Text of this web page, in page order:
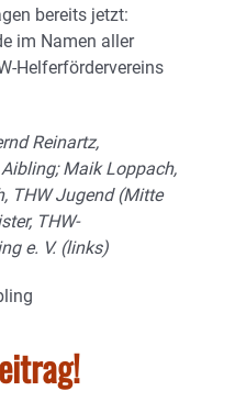
bereits jetzt:
im Namen aller
Helferfördervereins
Reinartz,
Maik Loppach,
THWJugend (Mitte
THW-
e. V. (links)